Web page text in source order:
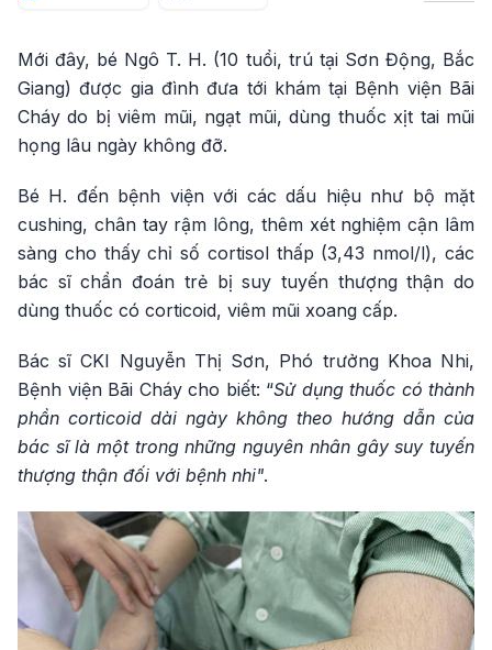
Mới đây, bé Ngô T. H. (10 tuổi, trú tại Sơn Động, Bắc
Giang) được gia đình đưa tới khám tại Bệnh viện Bãi
Cháy do bị viêm mũi, ngạt mũi, dùng thuốc xịt tai mũi
họng lâu ngày không đỡ.
Bé H. đến bệnh viện với các dấu hiệu như bộ mặt
cushing, chân tay rậm lông, thêm xét nghiệm cận lâm
sàng cho thấy chỉ số cortisol thấp (3,43 nmol/l), các
bác sĩ chẩn đoán trẻ bị suy tuyến thượng thận do
dùng thuốc có corticoid, viêm mũi xoang cấp.
Bác sĩ CKI Nguyễn Thị Sơn, Phó trưởng Khoa Nhi,
Bệnh viện Bãi Cháy cho biết: “Sử dụng thuốc có thành
phần corticoid dài ngày không theo hướng dẫn của
bác sĩ là một trong những nguyên nhân gây suy tuyến
thượng thận đối với bệnh nhi".